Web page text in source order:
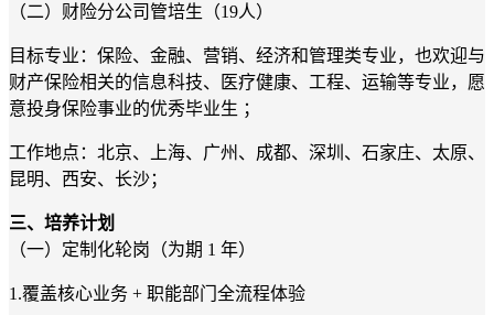
（二）财险分公司管培生（19人）
目标专业：保险、金融、营销、经济和管理类专业，也欢迎与
财产保险相关的信息科技、医疗健康、工程、运输等专业，愿
意投身保险事业的优秀毕业生 ；
工作地点：北京、上海、广州、成都、深圳、石家庄、太原、
昆明、西安、长沙；
三、培养计划
（一）定制化轮岗（为期 1 年）
1.覆盖核心业务 + 职能部门全流程体验